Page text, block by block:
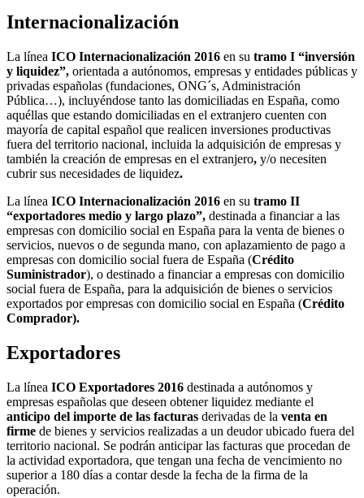
Internacionalización
La línea ICO Internacionalización 2016 en su tramo I “inversión
y liquidez”, orientada a autónomos, empresas y entidades públicas y
privadas españolas (fundaciones, ONG´s, Administración
Pública…), incluyéndose tanto las domiciliadas en España, como
aquéllas que estando domiciliadas en el extranjero cuenten con
mayoría de capital español que realicen inversiones productivas
fuera del territorio nacional, incluida la adquisición de empresas y
también la creación de empresas en el extranjero, y/o necesiten
cubrir sus necesidades de liquidez.
La línea ICO Internacionalización 2016 en su tramo II
“exportadores medio y largo plazo”, destinada a financiar a las
empresas con domicilio social en España para la venta de bienes o
servicios, nuevos o de segunda mano, con aplazamiento de pago a
empresas con domicilio social fuera de España (Crédito
Suministrador), o destinado a financiar a empresas con domicilio
social fuera de España, para la adquisición de bienes o servicios
exportados por empresas con domicilio social en España (Crédito
Comprador).
Exportadores
La línea ICO Exportadores 2016 destinada a autónomos y
empresas españolas que deseen obtener liquidez mediante el
anticipo del importe de las facturas derivadas de la venta en
firme de bienes y servicios realizadas a un deudor ubicado fuera del
territorio nacional. Se podrán anticipar las facturas que procedan de
la actividad exportadora, que tengan una fecha de vencimiento no
superior a 180 días a contar desde la fecha de la firma de la
operación.